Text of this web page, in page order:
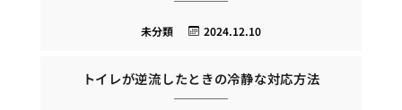
2024.12.10
未分類
トイレが逆流したときの冷静な対応方法